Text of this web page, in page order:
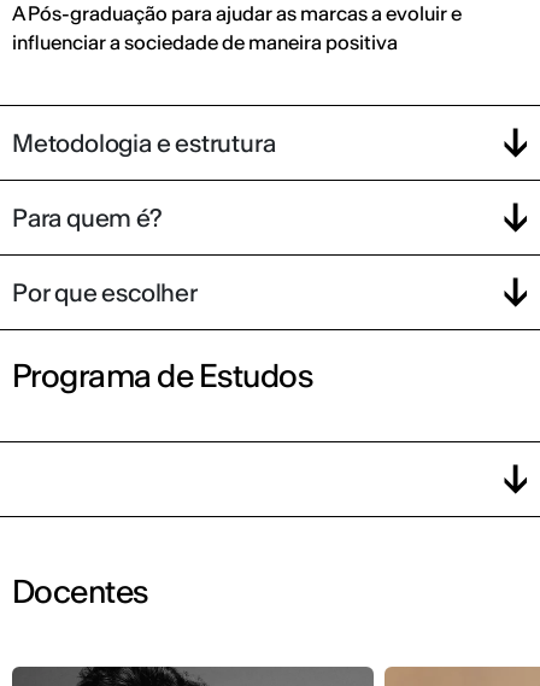
A Pós-graduação para ajudar as marcas a evoluir e
influenciar a sociedade de maneira positiva
Metodologia e estrutura
Para quem é?
Por que escolher
Programa de Estudos
Docentes